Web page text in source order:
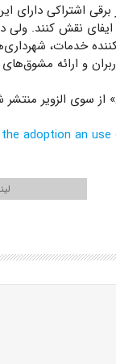
برقی اشتراکی
نقش کنند. ولی
خدمات،
و ارائه
سوی الزویر منتشر
adoption an